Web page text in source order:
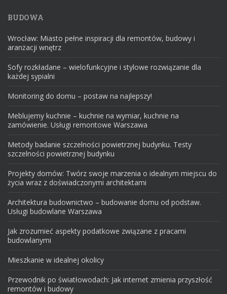
BUDOWA
Wrocław: Miasto pełne inspiracji dla remontów, budowy i
aranżacji wnętrz
Sofy rozkładane – wielofunkcyjne i stylowe rozwiązanie dla
każdej sypialni
Monitoring do domu – postaw na najlepszy!
Meblujemy kuchnie – kuchnie na wymiar, kuchnie na
zamówienie. Usługi remontowe Warszawa
Metody badanie szczelności powietrznej budynku. Testy
szczelności powietrznej budynku
Projekty domów: Twórz swoje marzenia o idealnym miejscu do
życia wraz z doświadczonymi architektami
Architektura budownictwo – budowanie domu od podstaw.
Usługi budowlane Warszawa
Jak zrozumieć aspekty podatkowe związane z pracami
budowlanymi
Mieszkanie w idealnej okolicy
Przewodnik po światłowodach: Jak internet zmienia przyszłość
remontów i budowy